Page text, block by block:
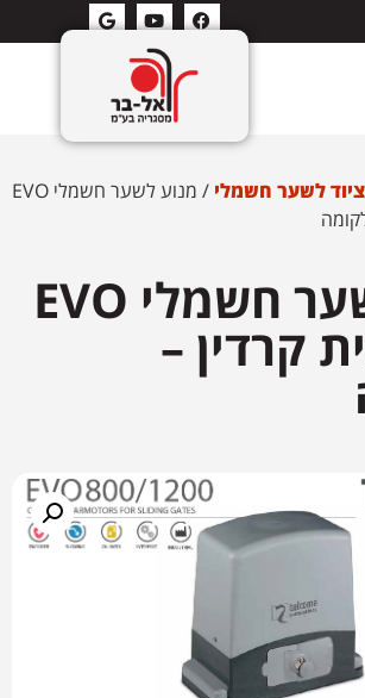
לשער חשמלי
/ מנוע לשער חשמלי EVO
מנוע לשער חשמלי EVO
קרדין –